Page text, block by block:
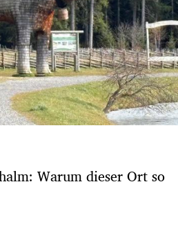
Warum dieser Ort so